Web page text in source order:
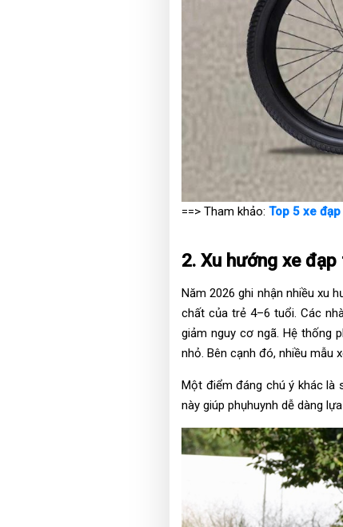
==> Tham khảo: Top 5 xe
2. Xu hướng xe
Năm 2026 ghi nhận nhiều xu
chất của trẻ 4–6 tuổi. Các
giảm nguy cơ ngã. Hệ thống
nhỏ. Bên cạnh đó, nhiều mẫu
Một điểm đáng chú ý khác là
này giúp phụhuynh dễ dàng